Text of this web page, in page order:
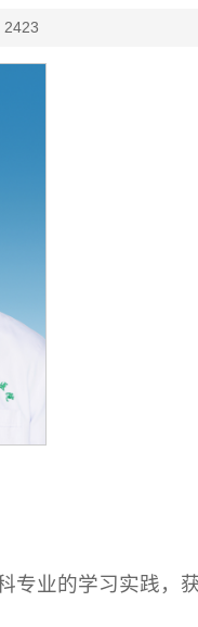
2423
专业的学习实践，